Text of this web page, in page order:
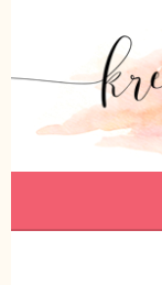
KREATIV SEIN